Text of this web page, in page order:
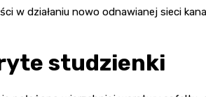
w działaniu nowo odnawianej sieci
studzienki